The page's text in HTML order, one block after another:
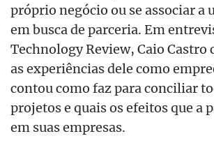
próprio negócio ou se associar a
em busca de parceria. Em
Technology Review, Caio
as experiências dele como
contou como faz para conciliar
projetos e quais os efeitos que a
em suas empresas.